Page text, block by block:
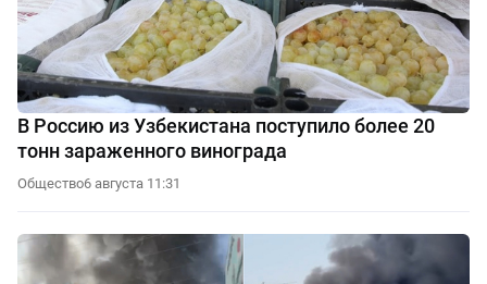
В Россию из Узбекистана поступило более 20
тонн зараженного винограда
Общество6 августа 11:31